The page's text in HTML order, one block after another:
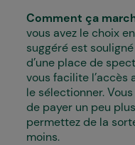
Comment ça
vous avez le choix
suggéré est
d’une place de
vous facilite l’accès
le sélectionner.
de payer un peu
permettez de la
moins.